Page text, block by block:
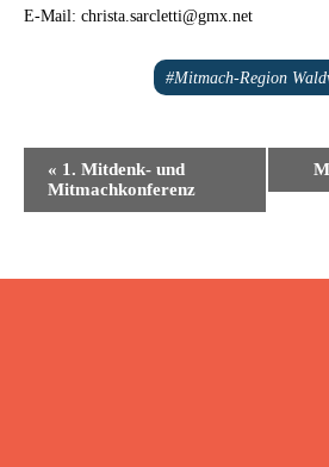
E-Mail: christa.sarcletti@gmx.net
#Mitmach-Region
Veranstaltung-
Navigation
« 1. Mitdenk- und
Mitmachkonferenz